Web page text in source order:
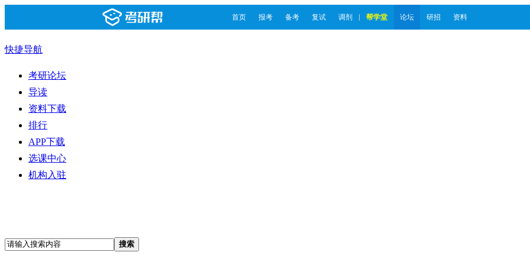
首页 报考 备考 复试 调剂 帮学堂 论坛 研招 资料
快捷导航
考研论坛
导读
资料下载
排行
APP下载
选课中心
机构入驻
搜索